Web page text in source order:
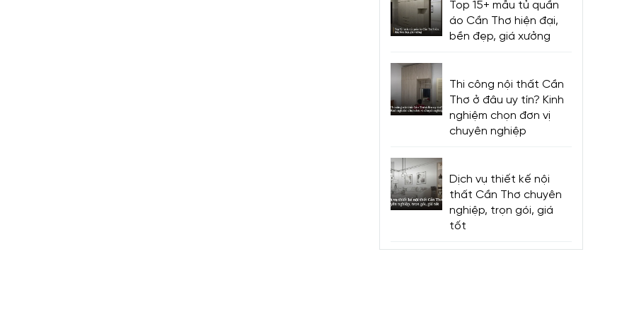
Top 15+ mẫu tủ quần
áo Cần Thơ hiện đại,
bền đẹp, giá xưởng
Thi công nội thất Cần
Thơ ở đâu uy tín? Kinh
nghiệm chọn đơn vị
chuyên nghiệp
Dịch vụ thiết kế nội
thất Cần Thơ chuyên
nghiệp, trọn gói, giá
tốt